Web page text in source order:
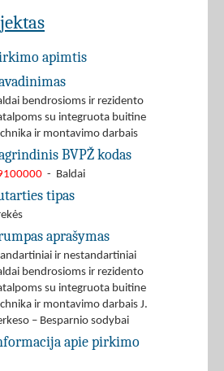
apimtis
bendrosioms ir rezidento
su integruota buitine
ir montavimo darbais
BVPŽ kodas
- Baldai
tipas
aprašymas
ir nestandartiniai
bendrosioms ir rezidento
su integruota buitine
ir montavimo darbais J.
– Besparnio sodybai
apie pirkimo